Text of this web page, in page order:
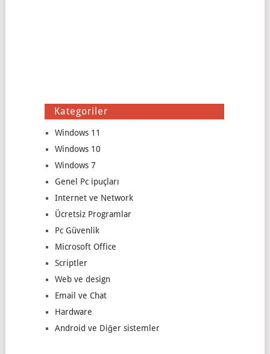
Kategoriler
Windows 11
Windows 10
Windows 7
Genel Pc ipuçları
Internet ve Network
Ücretsiz Programlar
Pc Güvenlik
Microsoft Office
Scriptler
Web ve design
Email ve Chat
Hardware
Android ve Diğer sistemler